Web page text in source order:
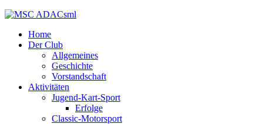
Home
Der Club
Allgemeines
Geschichte
Vorstandschaft
Aktivitäten
Jugend-Kart-Sport
Erfolge
Classic-Motorsport